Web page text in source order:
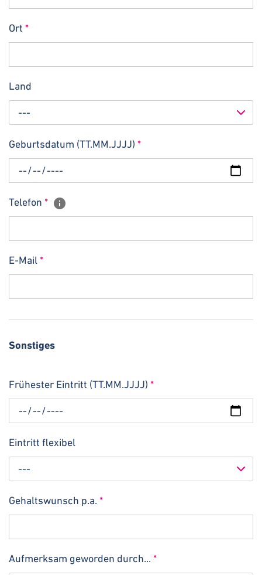
Ort *
Land
---
Geburtsdatum (TT.MM.JJJJ) *
Telefon *
E-Mail *
Sonstiges
Frühester Eintritt (TT.MM.JJJJ) *
Eintritt flexibel
---
Gehaltswunsch p.a. *
Aufmerksam geworden durch... *